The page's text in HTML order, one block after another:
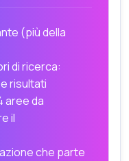
(più della
di ricerca:
risultati
aree da
il
che parte